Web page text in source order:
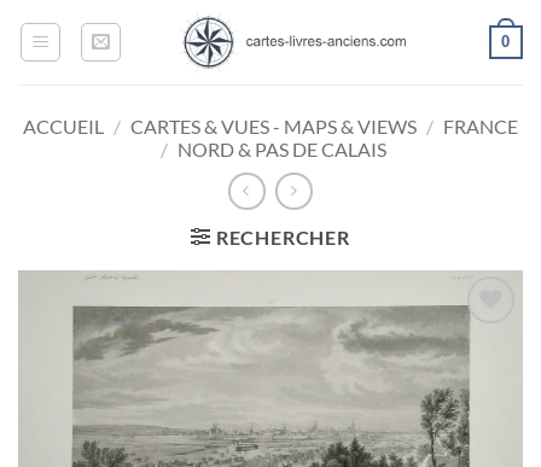
0
ACCUEIL / CARTES & VUES - MAPS & VIEWS / FRANCE
/ NORD & PAS DE CALAIS
RECHERCHER
wishlist